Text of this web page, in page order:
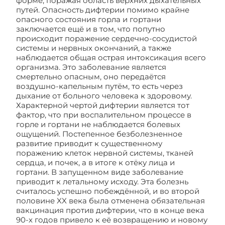
путей. Опасность дифтерии помимо крайне
опасного состояния горла и гортани
заключается ещё и в том, что попутно
происходит поражение сердечно-сосудистой
системы и нервных окончаний, а также
наблюдается общая острая интоксикация всего
организма. Это заболевание является
смертельно опасным, оно передаётся
воздушно-капельным путём, то есть через
дыхание от больного человека к здоровому.
Характерной чертой дифтерии является тот
фактор, что при воспалительном процессе в
горле и гортани не наблюдается болевых
ощущений. Постепенное безболезненное
развитие приводит к существенному
поражению клеток нервной системы, тканей
сердца, и почек, а в итоге к отёку лица и
гортани. В запущенном виде заболевание
приводит к летальному исходу. Эта болезнь
считалось успешно побеждённой, и во второй
половине XX века была отменена обязательная
вакцинация против дифтерии, что в конце века
90-х годов привело к её возвращению и новому